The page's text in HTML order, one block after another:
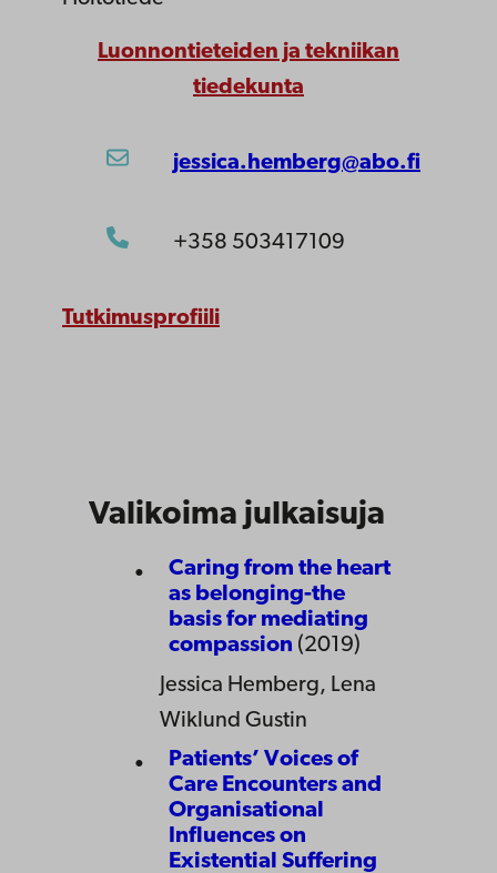
Luonnontieteiden ja tekniikan
tiedekunta
jessica.hemberg@abo.fi
+358 503417109
Tutkimusprofiili
Valikoima julkaisuja
Caring from the heart
as belonging-the
basis for mediating
compassion (2019)
Jessica Hemberg, Lena
Wiklund Gustin
Patients’ Voices of
Care Encounters and
Organisational
Influences on
Existential Suffering